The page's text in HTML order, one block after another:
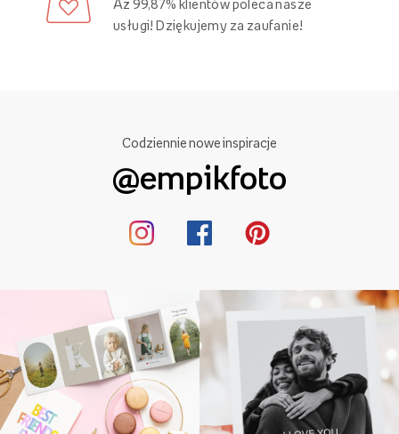
Aż 99,87% klientów poleca nasze
usługi! Dziękujemy za zaufanie!
Codziennie nowe inspiracje
@empikfoto